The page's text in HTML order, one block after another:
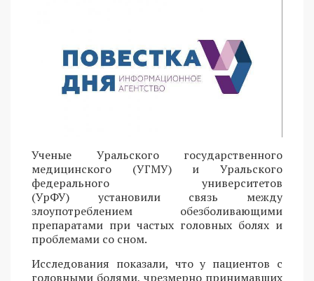
Ученые Уральского государственного
медицинского (УГМУ) и Уральского
федерального университетов
(УрФУ) установили связь между
злоупотреблением обезболивающими
препаратами при частых головных болях и
проблемами со сном.
Исследования показали, что у пациентов с
головными болями, чрезмерно принимавших